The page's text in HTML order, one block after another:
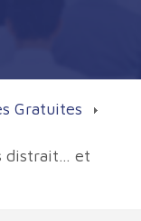
Gratuites
distrait… et